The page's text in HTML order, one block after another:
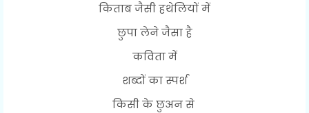
किताब जैसी हथेलियों में
छुपा लेने जैसा है
कविता में
शब्दों का स्पर्श
किसी के छुअन से